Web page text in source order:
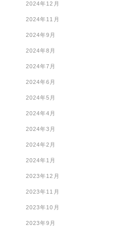
2024年12月
2024年11月
2024年9月
2024年8月
2024年7月
2024年6月
2024年5月
2024年4月
2024年3月
2024年2月
2024年1月
2023年12月
2023年11月
2023年10月
2023年9月